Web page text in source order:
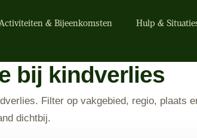
& Bijeenkomsten Hulp &
bij kindverlies
Filter op vakgebied, regio, plaats
dichtbij.